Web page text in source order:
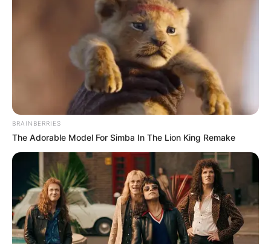
Muri Enikő nyíltan bírálta Magyar
Péter és a Tisza Párt politikáját
BRAINBERRIES
The Adorable Model For Simba In The Lion King Remake